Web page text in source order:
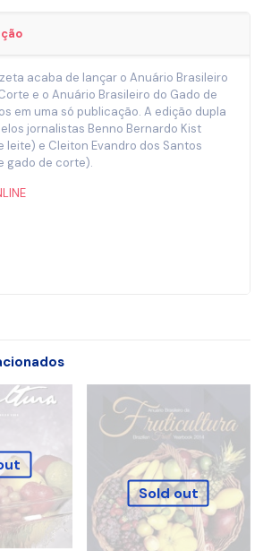
acaba de lançar o Anuário Brasileiro
e o Anuário Brasileiro do Gado de
em uma só publicação. A edição dupla
jornalistas Benno Bernardo Kist
leite) e Cleiton Evandro dos Santos
gado de corte).
Sold out